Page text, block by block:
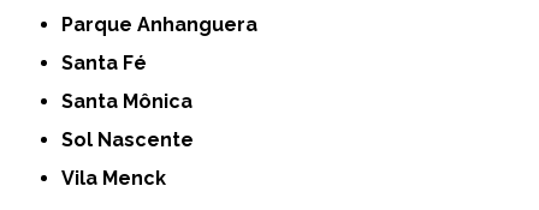
Parque Anhanguera
Santa Fé
Santa Mônica
Sol Nascente
Vila Menck